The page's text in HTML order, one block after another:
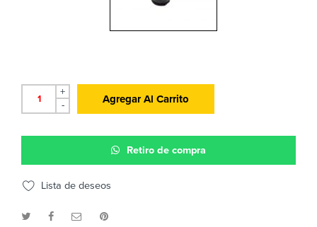
+
-
Agregar Al Carrito
Retiro de compra
Lista de deseos